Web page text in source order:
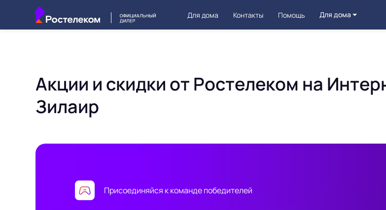
Для дома Контакты Помощь Для дома
Акции и скидки от Ростелеком на
Зилаир
Присоединяйся к команде победителей